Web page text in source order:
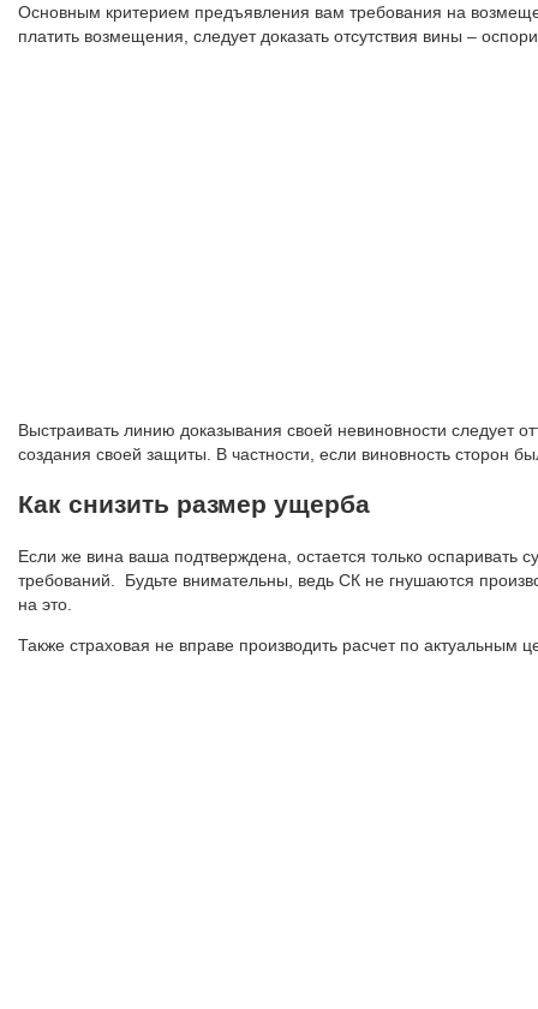
Основным критерием предъявления вам требования на
платить возмещения, следует доказать отсутствия вины –
Выстраивать линию доказывания своей невиновности следует
создания своей защиты. В частности, если виновность сторон
Как снизить размер ущерба
Если же вина ваша подтверждена, остается только оспаривать
требований. Будьте внимательны, ведь СК не гнушаются
на это.
Также страховая не вправе производить расчет по